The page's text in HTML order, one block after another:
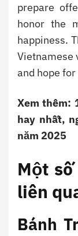
prepare
honor the
happiness.
Vietnamese
and hope
Xem thêm:
hay nhất,
năm 2025
Một
liên
Bánh